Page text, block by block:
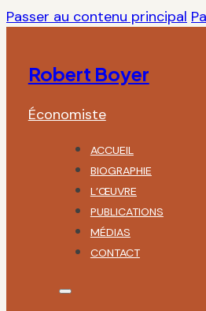
Passer au contenu principal
Robert Boyer
Économiste
ACCUEIL
BIOGRAPHIE
L’ŒUVRE
PUBLICATIONS
MÉDIAS
CONTACT